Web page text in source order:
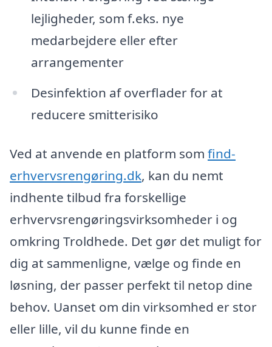
lejligheder, som f.eks. nye
medarbejdere eller efter
arrangementer
Desinfektion af overflader for at
reducere smitterisiko
Ved at anvende en platform som find-
erhvervsrengøring.dk, kan du nemt
indhente tilbud fra forskellige
erhvervsrengøringsvirksomheder i og
omkring Troldhede. Det gør det muligt for
dig at sammenligne, vælge og finde en
løsning, der passer perfekt til netop dine
behov. Uanset om din virksomhed er stor
eller lille, vil du kunne finde en